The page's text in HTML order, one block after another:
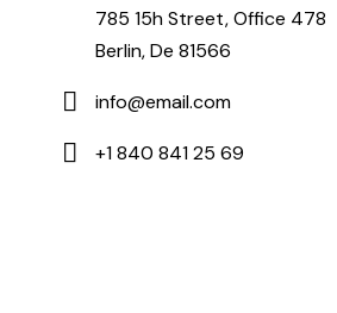
785 15h Street, Office 478
Berlin, De 81566
info@email.com
+1 840 841 25 69